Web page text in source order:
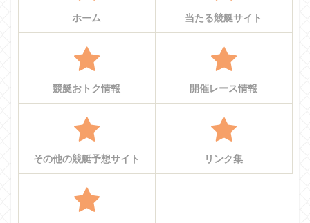
ホーム 当たる競艇サイト
競艇おトク情報 開催レース情報
その他の競艇予想サイト リンク集